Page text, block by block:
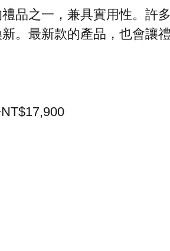
品之一，兼具實用性。許
。最新款的產品，也會讓